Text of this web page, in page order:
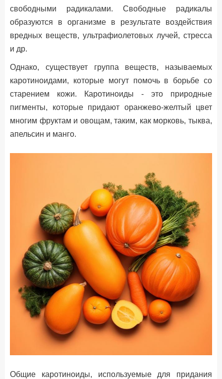
свободными радикалами. Свободные радикалы
образуются в организме в результате воздействия
вредных веществ, ультрафиолетовых лучей, стресса
и др.
Однако, существует группа веществ, называемых
каротиноидами, которые могут помочь в борьбе со
старением кожи. Каротиноиды - это природные
пигменты, которые придают оранжево-желтый цвет
многим фруктам и овощам, таким, как морковь, тыква,
апельсин и манго.
Общие каротиноиды, используемые для придания